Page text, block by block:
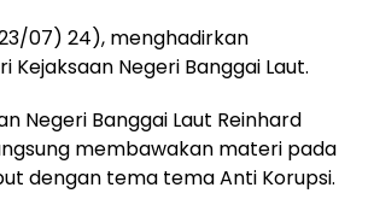
07) 24), menghadirkan
Kejaksaan Negeri Banggai Laut.
Negeri Banggai Laut Reinhard
membawakan materi pada
dengan tema tema Anti Korupsi.